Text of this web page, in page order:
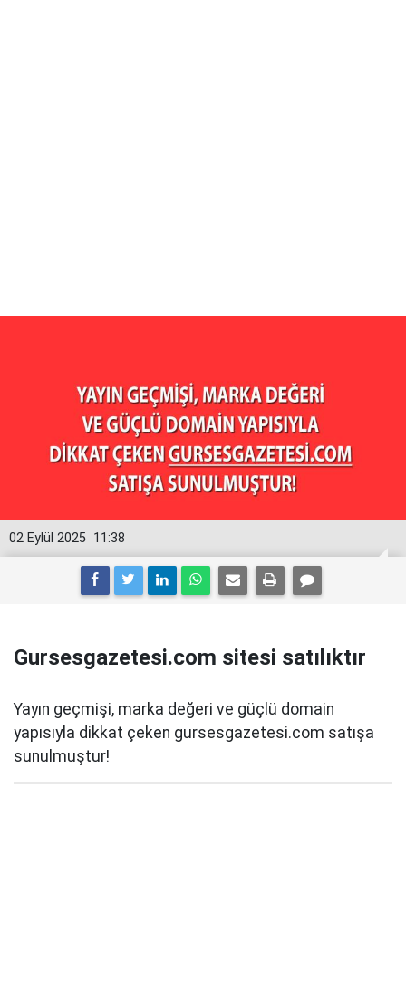
11:38
02 Eylül 2025
Gursesgazetesi.com sitesi satılıktır
Yayın geçmişi, marka değeri ve güçlü domain
yapısıyla dikkat çeken gursesgazetesi.com satışa
sunulmuştur!